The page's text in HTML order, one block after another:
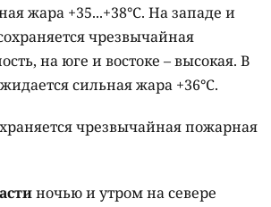
жара +35...+38°C. На западе и
чрезвычайная
на юге и востоке – высокая. В
сильная жара +36°C.
чрезвычайная пожарная
ночью и утром на севере